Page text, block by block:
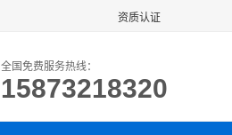
资质认证
全国免费服务热线：
15873218320